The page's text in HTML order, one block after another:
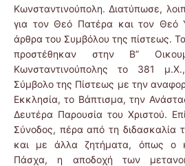
Κωνσταντινούπολη. Διατύπωσε,
για τον Θεό Πατέρα και τον Θεό
άρθρα του Συμβόλου της πίστεως.
προστέθηκαν στην Β”
Κωνσταντινούπολης το 381
Σύμβολο της Πίστεως με την
Εκκλησία, το Βάπτισμα, την
Δευτέρα Παρουσία του Χριστού.
Σύνοδος, πέρα από τη διδασκαλία
και με άλλα ζητήματα, όπως ο
Πάσχα, η αποδοχή των